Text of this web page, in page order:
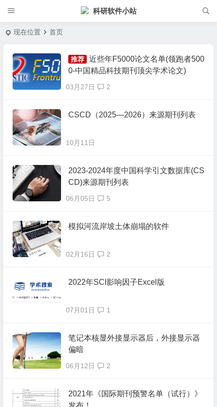
科研软件小站
现在位置 首页
推荐
近些年F5000论文名单(领跑者500
0-中国精品科技期刊顶尖学术论文)
03月27日 2
CSCD（2025—2026）来源期刊列表
10月11日
2023-2024年度中国科学引文数据库(CS
CD)来源期刊列表
06月05日 5
模拟河流岸坡土体崩塌的软件
02月16日 2
2022年SCI影响因子Excel版
07月01日 1
笔记本核显外接显示器后，外接显示器
偏暗
06月12日 2
2021年《国际期刊预警名单（试行）》
发布！